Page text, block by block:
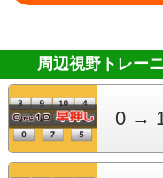
周辺視野トレー
0 →